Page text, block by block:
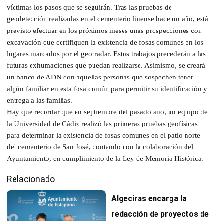
víctimas los pasos que se seguirán. Tras las pruebas de
geodetección realizadas en el cementerio linense hace un año, está
previsto efectuar en los próximos meses unas prospecciones con
excavación que certifiquen la existencia de fosas comunes en los
lugares marcados por el georradar. Estos trabajos precederán a las
futuras exhumaciones que puedan realizarse. Asimismo, se creará
un banco de ADN con aquellas personas que sospechen tener
algún familiar en esta fosa común para permitir su identificación y
entrega a las familias.
Hay que recordar que en septiembre del pasado año, un equipo de
la Universidad de Cádiz realizó las primeras pruebas geofísicas
para determinar la existencia de fosas comunes en el patio norte
del cementerio de San José, contando con la colaboración del
Ayuntamiento, en cumplimiento de la Ley de Memoria Histórica.
Relacionado
Algeciras encarga la
redacción de proyectos de